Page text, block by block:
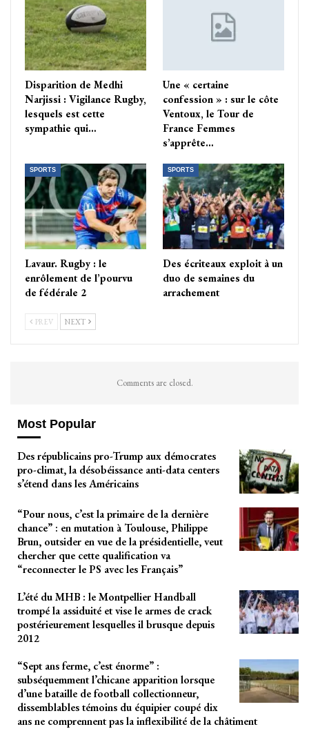
Disparition de Medhi
Narjissi : Vigilance Rugby,
lesquels est cette
sympathie qui…
Une « certaine
confession » : sur le côte
Ventoux, le Tour de
France Femmes
s’apprête…
SPORTS
Lavaur. Rugby : le
enrôlement de l’pourvu
de fédérale 2
SPORTS
Des écriteaux exploit à un
duo de semaines du
arrachement
PREV NEXT
Comments are closed.
Most Popular
Des républicains pro-Trump aux démocrates
pro-climat, la désobéissance anti-data centers
s’étend dans les Américains
“Pour nous, c’est la primaire de la dernière
chance” : en mutation à Toulouse, Philippe
Brun, outsider en vue de la présidentielle, veut
chercher que cette qualification va
“reconnecter le PS avec les Français”
L’été du MHB : le Montpellier Handball
trompé la assiduité et vise le armes de crack
postérieurement lesquelles il brusque depuis
2012
“Sept ans ferme, c’est énorme” :
subséquemment l’chicane apparition lorsque
d’une bataille de football collectionneur,
dissemblables témoins du équipier coupé dix
ans ne comprennent pas la inflexibilité de la châtiment